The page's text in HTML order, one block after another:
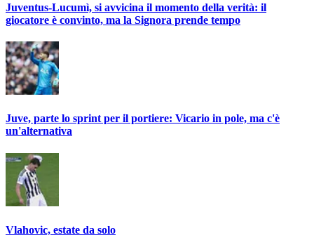
Juventus-Lucumì, si avvicina il momento della verità: il
giocatore è convinto, ma la Signora prende tempo
Juve, parte lo sprint per il portiere: Vicario in pole, ma c'è
un'alternativa
Vlahovic, estate da solo